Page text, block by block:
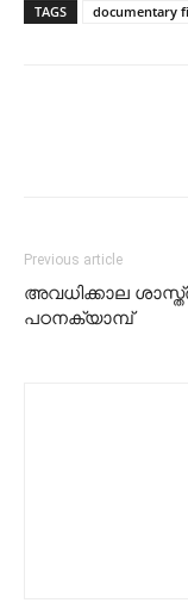
TAGS documentary
Previous article
അവധിക്കാല
പഠനക്യാമ്പ്